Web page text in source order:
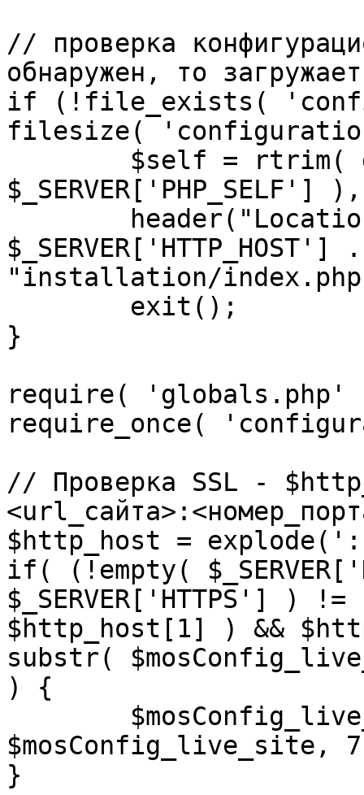
// проверка
обнаружен, то
if (!file_exists(
filesize(
"installation/
}
require(
require_once(
// Проверка SSL -
$http_host = explode(':',
if( (!empty(
$_SERVER['HTTPS']
$http_host[1] ) &&
substr(
) {
$mosConfig_live_site,
}